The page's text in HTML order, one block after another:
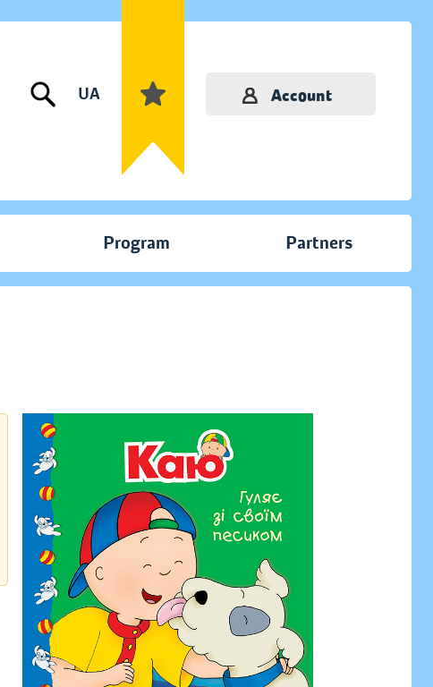
UA Account
Program Partners